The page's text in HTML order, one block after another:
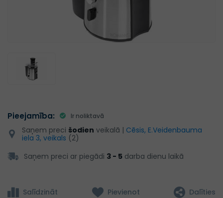
Pieejamība: Ir noliktavā
Saņem preci šodien veikalā | Cēsis, E.Veidenbauma
iela 3, veikals (2)
Saņem preci ar piegādi 3 - 5 darba dienu laikā
Salīdzināt Pievienot Dalīties